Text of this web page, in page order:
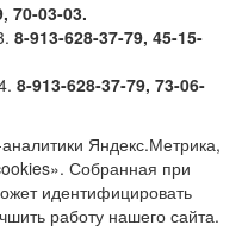
70-03-03.
8-913-628-37-79, 45-15-
8-913-628-37-79, 73-06-
Яндекс.Метрика,
Собранная при
идентифицировать
работу нашего сайта.